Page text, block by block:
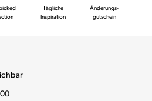
Tägliche
Inspiration
Änderungs-
gutschein